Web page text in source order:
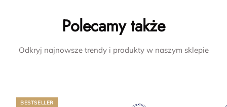
Polecamy także
Odkryj najnowsze trendy i produkty w naszym sklepie
BESTSELLER